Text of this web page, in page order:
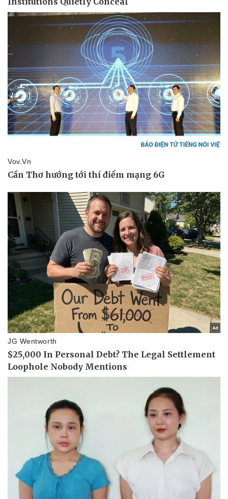
Thể thao
Bóng đá
Lịch thi đấu bóng đá
Thế giới thể thao
eSports
Hậu trường
Ô tô - Xe máy
Ô tô
Xe máy
Tư vấn